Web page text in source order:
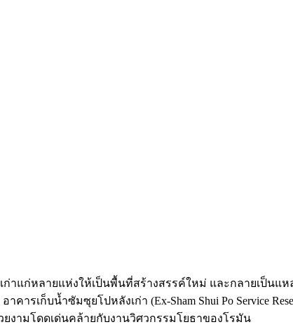
ลายแห่งให้เป็นพื้นที่สร้างสรรค์ใหม่ และกลายเป็นแหล่
เก็บน้ำซัมซุยโปหลังเก่า (Ex-Sham Shui Po Service
งามโดดเด่นคล้ายกับงานวิศวกรรมโยธาของโรมัน